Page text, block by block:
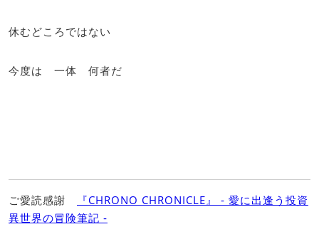
休むどころではない
今度は 一体 何者だ
ご愛読感謝
『CHRONO CHRONICLE』 ‐ 愛に出逢う投資
異世界の冒険筆記 ‐